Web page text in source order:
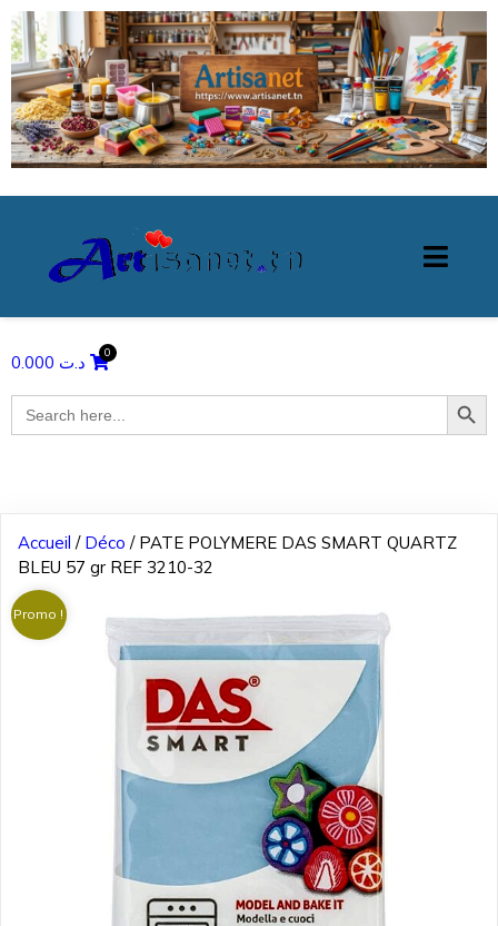
د.ت
Search
for:
Search Button
Accueil / Déco / PATE POLYMERE DAS SMART QUARTZ
BLEU 57 gr REF 3210-32
Promo !